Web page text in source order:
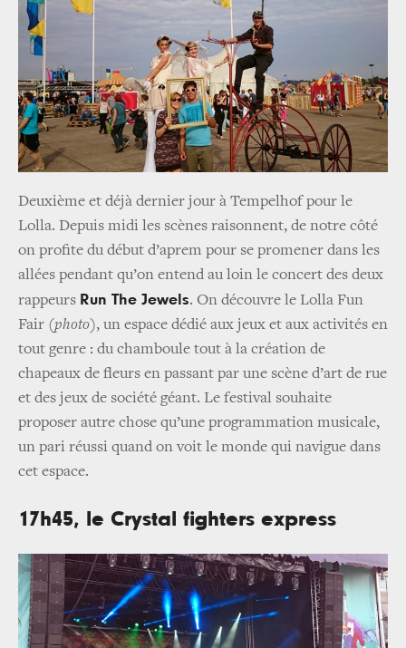
Deuxième et déjà dernier jour à Tempelhof pour le
Lolla. Depuis midi les scènes raisonnent, de notre côté
on profite du début d’aprem pour se promener dans les
allées pendant qu’on entend au loin le concert des deux
rappeurs Run The Jewels. On découvre le Lolla Fun
Fair (photo), un espace dédié aux jeux et aux activités en
tout genre : du chamboule tout à la création de
chapeaux de fleurs en passant par une scène d’art de rue
et des jeux de société géant. Le festival souhaite
proposer autre chose qu’une programmation musicale,
un pari réussi quand on voit le monde qui navigue dans
cet espace.
17h45, le Crystal fighters express